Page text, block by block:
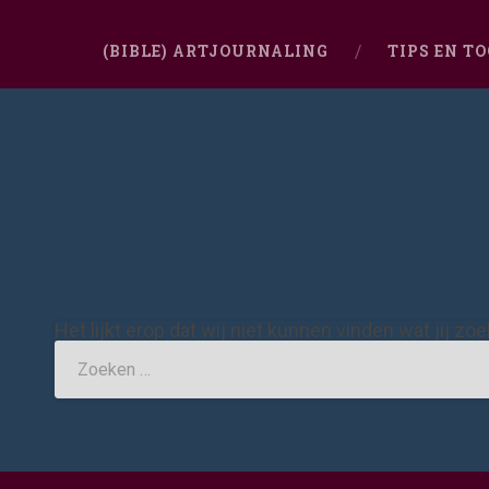
(BIBLE) ARTJOURNALING TIPS EN
Het lijkt erop dat wij niet kunnen vinden wat jij